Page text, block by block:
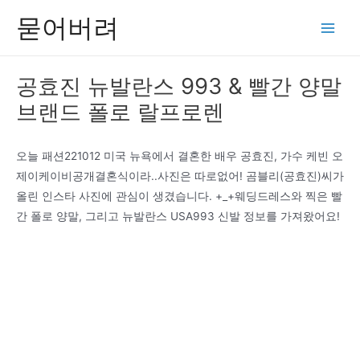
묻어버려
공효진 뉴발란스 993 & 빨간 양말
브랜드 폴로 랄프로렌
오늘 패션221012 미국 뉴욕에서 결혼한 배우 공효진, 가수 케빈 오
제이케이비공개결혼식이라..사진은 따로없어! 곰블리(공효진)씨가
올린 인스타 사진에 관심이 생겼습니다. +_+웨딩드레스와 찍은 빨
간 폴로 양말, 그리고 뉴발란스 USA993 신발 정보를 가져왔어요!